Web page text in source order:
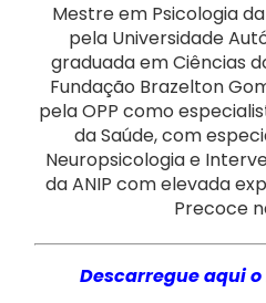
Mestre em Psicologia
pela Universidade
graduada em Ciências
Fundação Brazelton
pela OPP como
da Saúde, com
Neuropsicologia e
da ANIP com elevada
Precoce
Descarregue aqui